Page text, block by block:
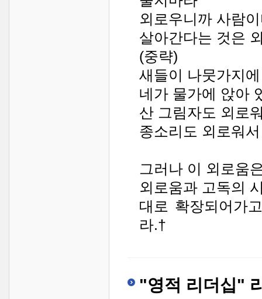
외로우니까 사람
살아간다는 것은
(중략)
새들이 나뭇가지
네가 물가에 앉아
산 그림자도 외로
종소리도 외로워
그러나 이 외로움
외로움과 고독의
대로 확장되어가
라.†
"영적 리더십"